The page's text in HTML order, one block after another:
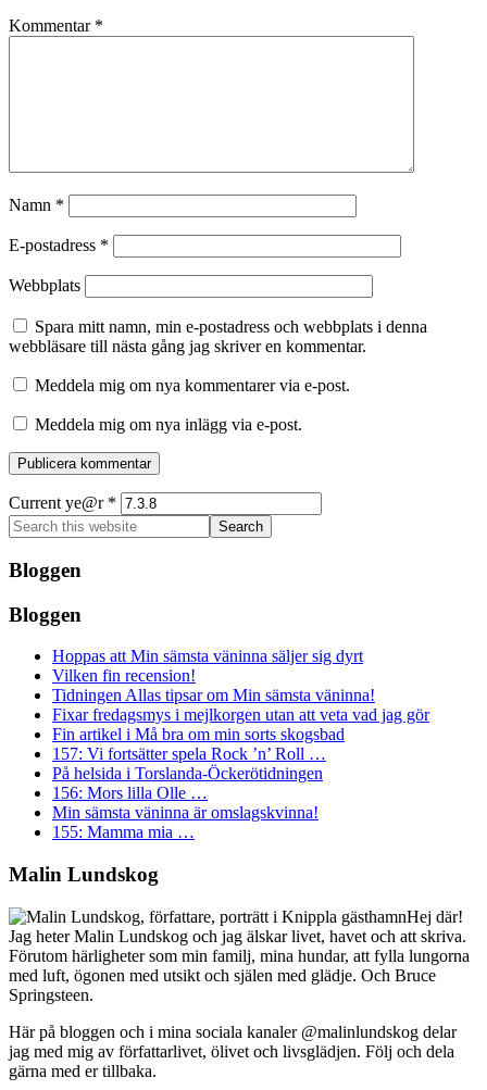
Kommentar *
Namn *
E-postadress *
Webbplats
Spara mitt namn, min e-postadress och webbplats i denna
webbläsare till nästa gång jag skriver en kommentar.
Meddela mig om nya kommentarer via e-post.
Meddela mig om nya inlägg via e-post.
Current ye@r *
Primary
Sidebar
Search
this
website
Bloggen
Bloggen
Hoppas att Min sämsta väninna säljer sig dyrt
Vilken fin recension!
Tidningen Allas tipsar om Min sämsta väninna!
Fixar fredagsmys i mejlkorgen utan att veta vad jag gör
Fin artikel i Må bra om min sorts skogsbad
157: Vi fortsätter spela Rock ’n’ Roll …
På helsida i Torslanda-Öckerötidningen
156: Mors lilla Olle …
Min sämsta väninna är omslagskvinna!
155: Mamma mia …
Footer
Malin Lundskog
Hej där!
Jag heter Malin Lundskog och jag älskar livet, havet och att skriva.
Förutom härligheter som min familj, mina hundar, att fylla lungorna
med luft, ögonen med utsikt och själen med glädje. Och Bruce
Springsteen.
Här på bloggen och i mina sociala kanaler @malinlundskog delar
jag med mig av författarlivet, ölivet och livsglädjen. Följ och dela
gärna med er tillbaka.